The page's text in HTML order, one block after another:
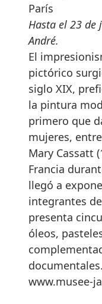
París
Hasta el 23 de
André.
El
pictórico
siglo XIX,
la pintura
primero que
mujeres,
Mary Cassatt
Francia
llegó a
integrantes
presenta
óleos,
documentales.
www.musee-